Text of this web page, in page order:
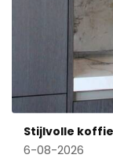
Stijlvolle
6-08-2026